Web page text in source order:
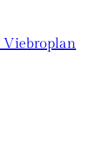
Viebroplan